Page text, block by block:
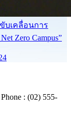
บเคลื่อนการ
Zero Campus”
: (02) 555-